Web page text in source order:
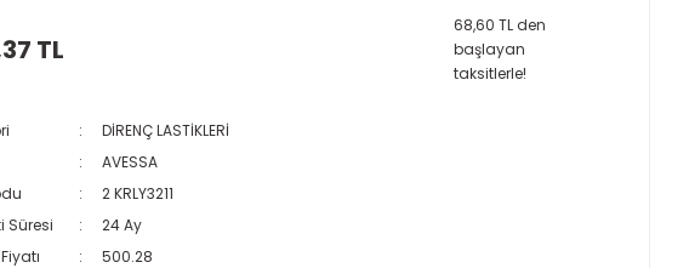
TL
68,60 TL den
başlayan
taksitlerle!
DİRENÇ LASTİKLERİ
AVESSA
2 KRLY3211
Süresi
24 Ay
500.28